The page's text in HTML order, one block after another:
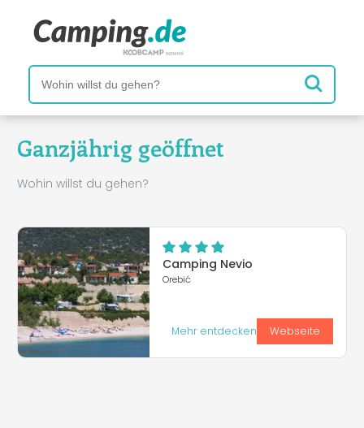
Ganzjährig geöffnet
Wohin willst du gehen?
Camping Nevio
Orebić
Mehr entdecken Webseite